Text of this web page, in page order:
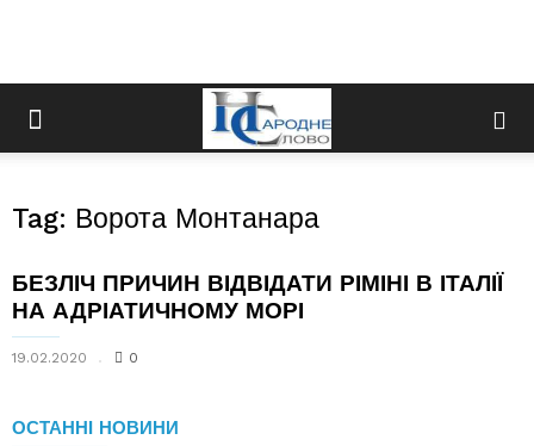
Tag: Ворота Монтанара
БЕЗЛІЧ ПРИЧИН ВІДВІДАТИ РІМІНІ В ІТАЛІЇ
НА АДРІАТИЧНОМУ МОРІ
19.02.2020 0
ОСТАННІ НОВИНИ